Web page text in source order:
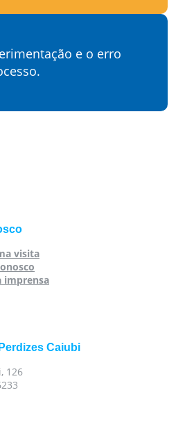
e o erro
visita
imprensa
Caiubi
126